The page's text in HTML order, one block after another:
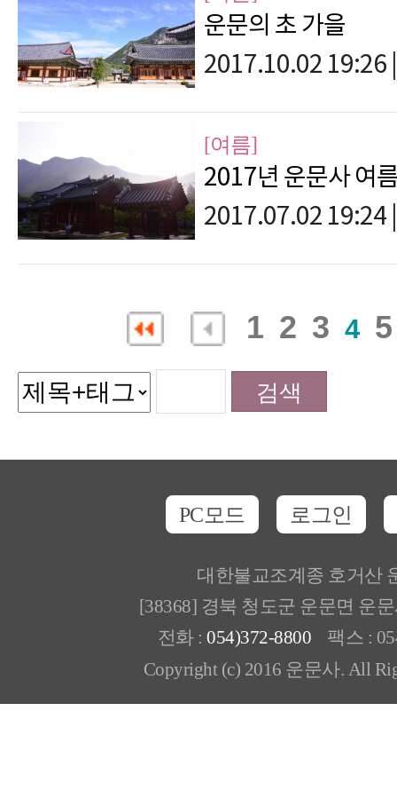
운문의 초 가을
2017.10.02 19:26
[여름]
2017년 운문사 여
2017.07.02 19:24
1 2 3 4 5
PC모드 로그인
대한불교조계종 호거산
[38368] 경북 청도군 운문면 운
전화 : 054)372-8800 팩스 :
Copyright (c) 2016 운문사. All